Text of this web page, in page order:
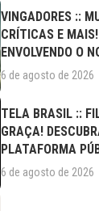
VINGADORES ::
CRÍTICAS E
ENVOLVENDO O
6 de agosto de 2026
TELA BRASIL ::
GRAÇA!
PLATAFORMA
6 de agosto de 2026